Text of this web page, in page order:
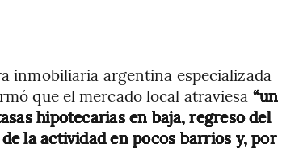
inmobiliaria argentina especializada
que el mercado local atraviesa “un
hipotecarias en baja, regreso del
la actividad en pocos barrios y, por